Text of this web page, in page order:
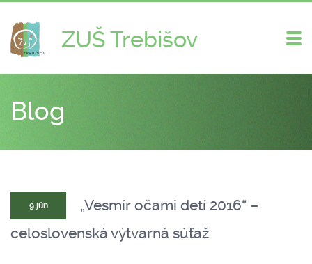
ZUŠ Trebišov
Blog
9 jún
„Vesmír očami detí 2016“ –
celoslovenská výtvarná súťaž